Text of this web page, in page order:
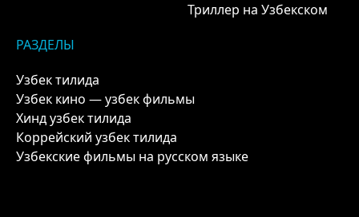
Триллер на Узбекском
РАЗДЕЛЫ
Узбек тилида
Узбек кино — узбек фильмы
Хинд узбек тилида
Коррейский узбек тилида
Узбекские фильмы на русском языке